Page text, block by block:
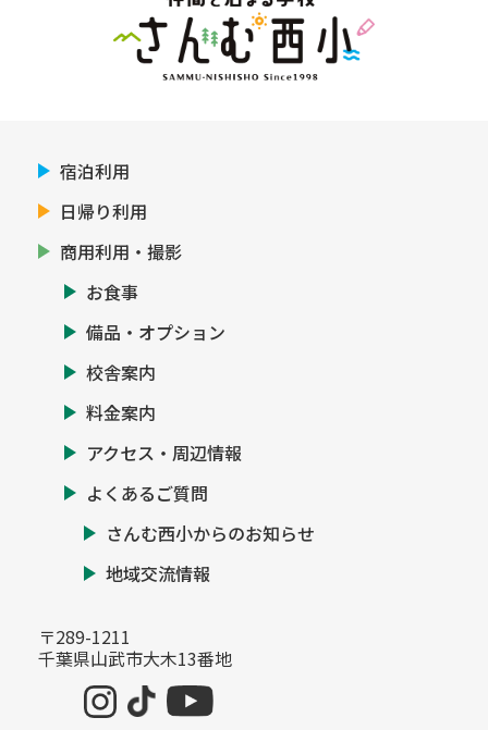
宿泊利用
日帰り利用
商用利用・撮影
お食事
備品・オプション
校舎案内
料金案内
アクセス・周辺情報
よくあるご質問
さんむ西小からのお知らせ
地域交流情報
〒289-1211
千葉県山武市大木13番地